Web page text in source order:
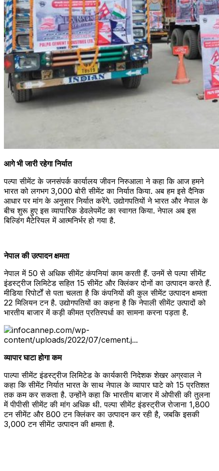
आगे भी जारी रहेगा निर्यात
पल्पा सीमेंट के जनसंपर्क कार्यालय जीवन निरुआला ने कहा कि आज हमने
भारत को लगभग 3,000 बोरी सीमेंट का निर्यात किया. अब हम इसे दैनिक
आधार पर मांग के अनुसार निर्यात करेंगे. उद्योगपतियों ने भारत और नेपाल के
बीच शुरू हुए इस व्यापारिक डेवलेपमेंट का स्वागत किया. नेपाल अब इस
बिल्डिंग मैटेरियल में आत्मनिर्भर हो गया है.
नेपाल की उत्पादन क्षमता
नेपाल में 50 से अधिक सीमेंट कंपनियां काम करती हैं. उनमें से पल्पा सीमेंट
इंडस्ट्रीज लिमिटेड सहित 15 सीमेंट और क्लिंकर दोनों का उत्पादन करते हैं.
मीडिया रिपोर्टों से पता चलता है कि कंपनियों की कुल सीमेंट उत्पादन क्षमता
22 मिलियन टन है. उद्योगपतियों का कहना है कि नेपाली सीमेंट उत्पादों को
भारतीय बाजार में कड़ी कीमत प्रतिस्पर्धा का सामना करना पड़ता है.
व्यापार घाटा होगा कम
पाल्पा सीमेंट इंडस्ट्रीज लिमिटेड के कार्यकारी निदेशक शेखर अग्रवाल ने
कहा कि सीमेंट निर्यात भारत के साथ नेपाल के व्यापार घाटे को 15 प्रतिशत
तक कम कर सकता है. उन्होंने कहा कि भारतीय बाजार में ओपीसी की तुलना
में पीपीसी सीमेंट की मांग अधिक थी. पल्पा सीमेंट इंडस्ट्रीज रोजाना 1,800
टन सीमेंट और 800 टन क्लिंकर का उत्पादन कर रही है, जबकि इसकी
3,000 टन सीमेंट उत्पादन की क्षमता है.